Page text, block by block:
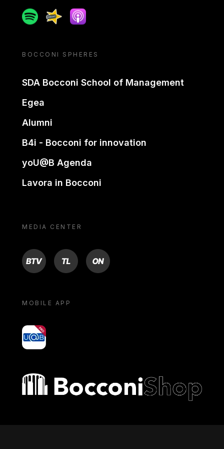
SpotifySpreakerApple podcast
BOCCONI SPHERES
SDA Bocconi School of Management
Egea
Alumni
B4i - Bocconi for innovation
yoU@B Agenda
Lavora in Bocconi
MEDIA CENTER
BTV TL ON
MOBILE APP
yoU@B
Bocconi shop